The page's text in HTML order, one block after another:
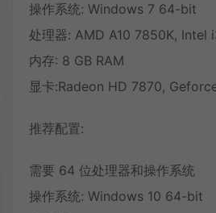
操作系统: Windows 7 64-bit
处理器: AMD A10 7850K, Intel
内存: 8 GB RAM
显卡:Radeon HD 7870,
推荐配置:
需要 64 位处理器和操作系统
操作系统: Windows 10 64-bit